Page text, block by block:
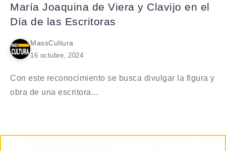
María Joaquina de Viera y Clavijo en el
Día de las Escritoras
MassCultura
16 octubre, 2024
Con este reconocimiento se busca divulgar la figura y
obra de una escritora...